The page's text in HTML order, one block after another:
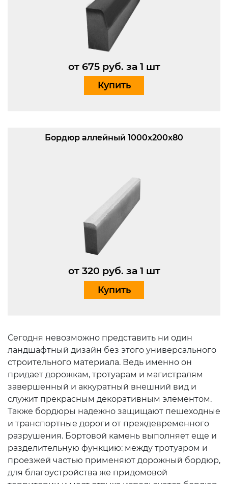
от 675 руб. за 1 шт
Купить
Бордюр аллейный 1000x200x80
от 320 руб. за 1 шт
Купить
Сегодня невозможно представить ни один
ландшафтный дизайн без этого универсального
строительного материала. Ведь именно он
придает дорожкам, тротуарам и магистралям
завершенный и аккуратный внешний вид и
служит прекрасным декоративным элементом.
Также бордюры надежно защищают пешеходные
и транспортные дороги от преждевременного
разрушения. Бортовой камень выполняет еще и
разделительную функцию: между тротуаром и
проезжей частью применяют дорожный бордюр,
для благоустройства же придомовой